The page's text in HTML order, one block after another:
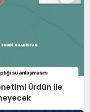
Ürdün ile